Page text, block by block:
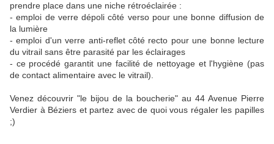
prendre place dans une niche rétroéclairée :
- emploi de verre dépoli côté verso pour une bonne diffusion de
la lumière
- emploi d'un verre anti-reflet côté recto pour une bonne lecture
du vitrail sans être parasité par les éclairages
- ce procédé garantit une facilité de nettoyage et l'hygiène (pas
de contact alimentaire avec le vitrail).
Venez découvrir "le bijou de la boucherie" au 44 Avenue Pierre
Verdier à Béziers et partez avec de quoi vous régaler les papilles
;)